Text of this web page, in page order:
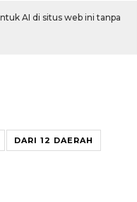
AI di situs web ini tanpa
DARI 12 DAERAH